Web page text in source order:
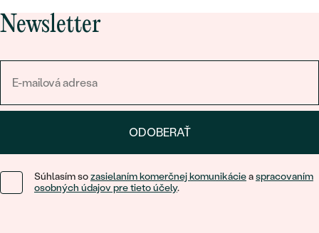
Newsletter
ODOBERAŤ
Súhlasím sozasielaním komerčnej komunikácieaspracovaním
osobných údajov pre tieto účely.